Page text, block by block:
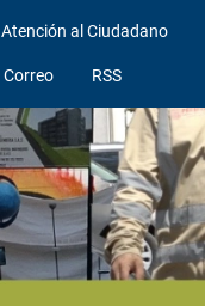
Atención al Ciudadano
Correo RSS